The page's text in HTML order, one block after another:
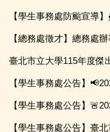
【學生事務處防颱宣導】🌦️編號第13
【總務處徵才】總務處辦事
臺北市立大學115年度傑
【學生事務處公告】📢2026
【學生事務處公告】🚨2026
【學生事務處公告】臺北市立